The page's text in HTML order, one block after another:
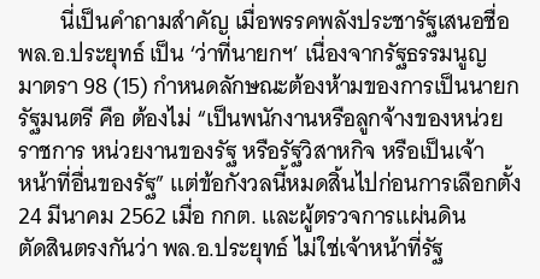
นี่เป็นคำถามสำคัญ เมื่อพรรคพลังประชารัฐเสนอชื่อ
พล.อ.ประยุทธ์ เป็น ‘ว่าที่นายกฯ’ เนื่องจากรัฐธรรมนูญ
มาตรา 98 (15) กำหนดลักษณะต้องห้ามของการเป็นนายก
รัฐมนตรี คือ ต้องไม่ “เป็นพนักงานหรือลูกจ้างของหน่วย
ราชการ หน่วยงานของรัฐ หรือรัฐวิสาหกิจ หรือเป็นเจ้า
หน้าที่อื่นของรัฐ” แต่ข้อกังวลนี้หมดสิ้นไปก่อนการเลือกตั้ง
24 มีนาคม 2562 เมื่อ กกต. และผู้ตรวจการแผ่นดิน
ตัดสินตรงกันว่า พล.อ.ประยุทธ์ ไม่ใช่เจ้าหน้าที่รัฐ